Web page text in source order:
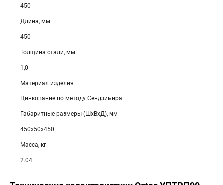
450
Длина, мм
450
Толщина стали, мм
1,0
Материал изделия
Цинкование по методу Сендзимира
Габаритные размеры (ШхВхД), мм
450х50х450
Масса, кг
2.04